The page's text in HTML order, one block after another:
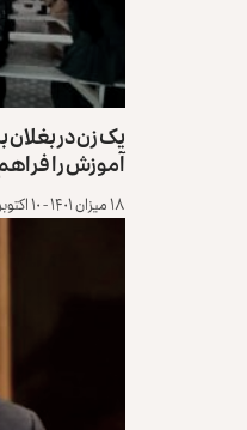
یک زن در
آموزش را
۱۸ میزان ۱۴۰۱ - ۱۰ اکتوبر ۲۰۲۲